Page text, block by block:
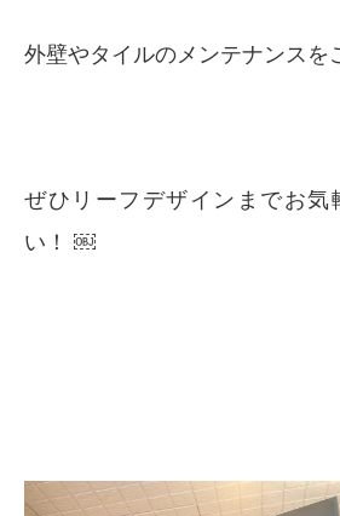
外壁やタイルのメンテナンスを
ぜひリーフデザインまでお気
い！ ￼